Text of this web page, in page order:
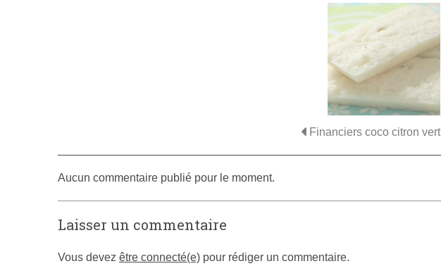
Financiers coco citron vert
Aucun commentaire publié pour le moment.
Laisser un commentaire
Vous devez être connecté(e) pour rédiger un commentaire.